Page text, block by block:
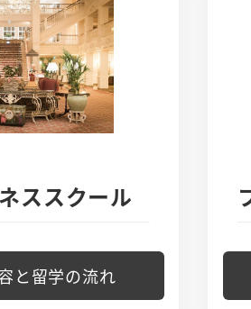
ススクール
と留学の流れ